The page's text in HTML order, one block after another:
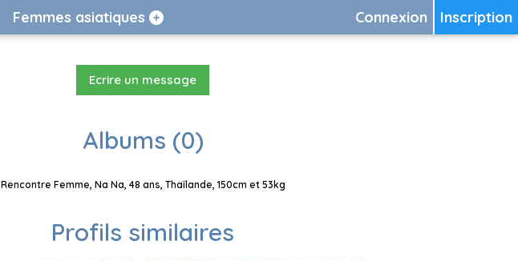
Inscription
Connexion
Femmes asiatiques
Ecrire un message
Albums (0)
Rencontre Femme, Na Na, 48 ans, Thaïlande, 150cm et 53kg
Profils similaires